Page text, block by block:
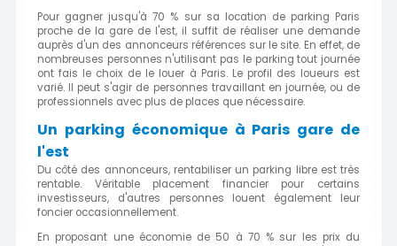
Pour gagner jusqu'à 70 % sur sa location de parking Paris
proche de la gare de l'est, il suffit de réaliser une demande
auprès d'un des annonceurs références sur le site. En effet, de
nombreuses personnes n'utilisant pas le parking tout journée
ont fais le choix de le louer à Paris. Le profil des loueurs est
varié. Il peut s'agir de personnes travaillant en journée, ou de
professionnels avec plus de places que nécessaire.
Un parking économique à Paris gare de
l'est
Du côté des annonceurs, rentabiliser un parking libre est très
rentable. Véritable placement financier pour certains
investisseurs, d'autres personnes louent également leur
foncier occasionnellement.
En proposant une économie de 50 à 70 % sur les prix du